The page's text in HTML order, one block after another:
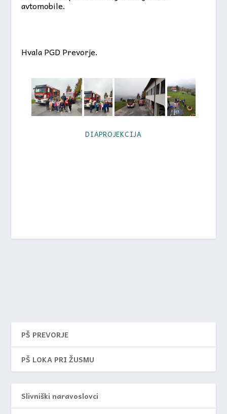
avtomobile.
Hvala PGD Prevorje.
DIAPROJEKCIJA
PŠ PREVORJE
PŠ LOKA PRI ŽUSMU
Slivniški naravoslovci